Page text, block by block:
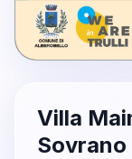
Villa